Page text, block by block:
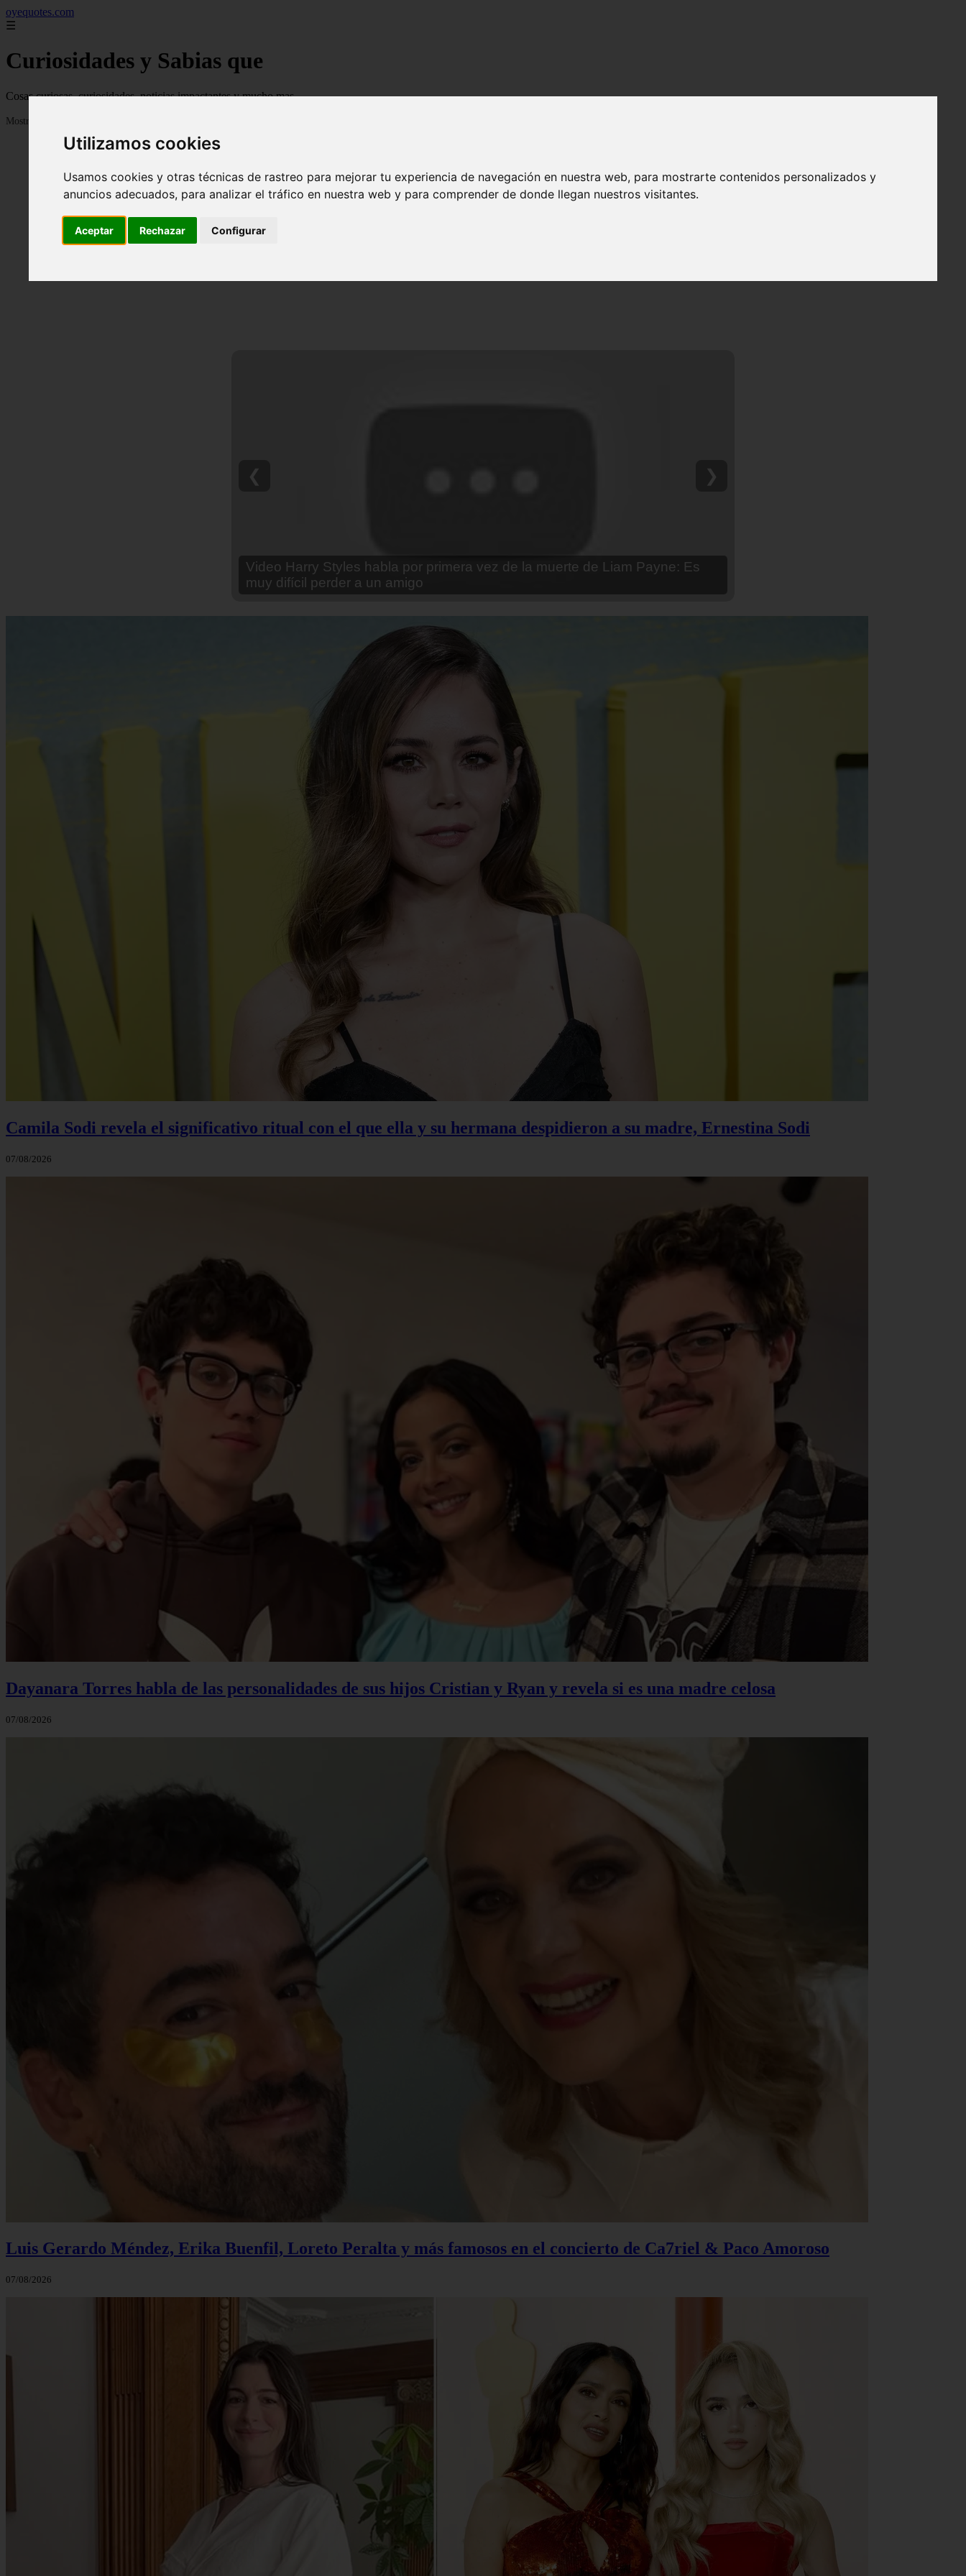
Utilizamos cookies
Usamos cookies y otras técnicas de rastreo para mejorar tu experiencia de navegación en nuestra web, para mostrarte contenidos personalizados y
anuncios adecuados, para analizar el tráfico en nuestra web y para comprender de donde llegan nuestros visitantes.
Aceptar Rechazar Configurar
oyequotes.com
☰
Curiosidades y Sabias que
Cosas curiosas, curiosidades, noticias impactantes y mucho mas
Mostrando 1 - 24 de 2838 artículos
Video Ana Brenda Contreras y la firme promesa que le hizo a su hija Aria
❮ ❯
Camila Sodi revela el significativo ritual con el que ella y su hermana despidieron a su madre, Ernestina Sodi
07/08/2026
Dayanara Torres habla de las personalidades de sus hijos Cristian y Ryan y revela si es una madre celosa
07/08/2026
Luis Gerardo Méndez, Erika Buenfil, Loreto Peralta y más famosos en el concierto de Ca7riel & Paco Amoroso
07/08/2026